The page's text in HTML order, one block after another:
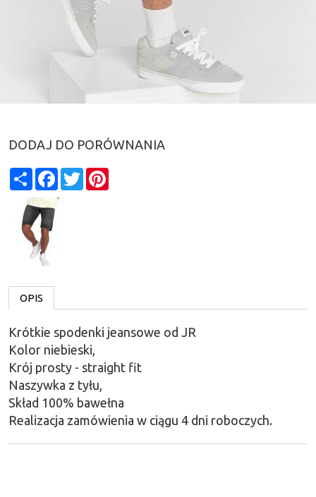
DODAJ DO PORÓWNANIA
ShareFacebook
Twitter
OPIS
Krótkie spodenki jeansowe od JR
Kolor niebieski,
Krój prosty - straight fit
Naszywka z tyłu,
Skład 100% bawełna
Realizacja zamówienia w ciągu 4 dni roboczych.